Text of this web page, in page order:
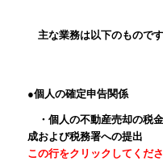
主な業務は以下のものです
●個人の確定申告関係
・個人の不動産売却の税
成および税務署への提
この行をクリックしてくださ